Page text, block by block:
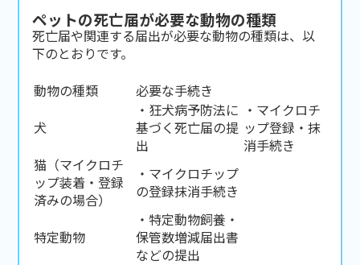
ペットの死亡届が必要な動物の種類
死亡届や関連する届出が必要な動物の種類は、以
下のとおりです。
動物の種類
必要な手続き
犬
・狂犬病予防法に
基づく死亡届の提
出
・マイクロチ
ップ登録・抹
消手続き
猫（マイクロチ
ップ装着・登録
済みの場合）
・マイクロチップ
の登録抹消手続き
特定動物
・特定動物飼養・
保管数増減届出書
などの提出